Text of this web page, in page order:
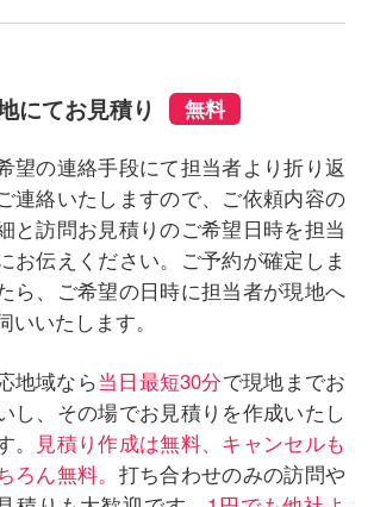
にてお見積り
望の連絡手段にて担当者より折り返
連絡いたしますので、ご依頼内容の
と訪問お見積りのご希望日時を担当
お伝えください。ご予約が確定しま
ら、ご希望の日時に担当者が現地へ
いいたします。
地域なら当日最短30分で現地までお
し、その場でお見積りを作成いたし
。 見積り作成は無料、キャンセルも
ろん無料。 打ち合わせのみの訪問や